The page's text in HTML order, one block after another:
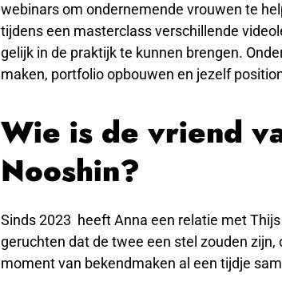
webinars om ondernemende vrouwen te
tijdens een masterclass verschillende
gelijk in de praktijk te kunnen brengen.
maken, portfolio opbouwen en jezelf
Wie is de vriend
Nooshin?
Sinds 2023 heeft Anna een relatie met
geruchten dat de twee een stel zouden
moment van bekendmaken al een tijdje